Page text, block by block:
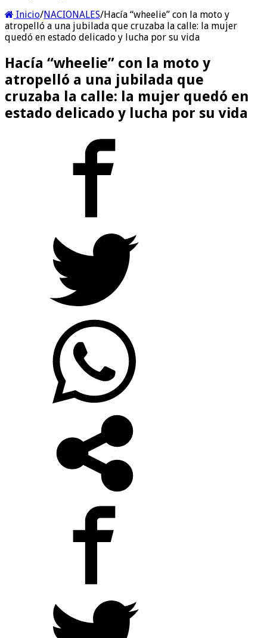
Inicio/NACIONALES/Hacía “wheelie” con la moto y
atropelló a una jubilada que cruzaba la calle: la mujer
quedó en estado delicado y lucha por su vida
Hacía “wheelie” con la moto y
atropelló a una jubilada que
cruzaba la calle: la mujer quedó en
estado delicado y lucha por su vida